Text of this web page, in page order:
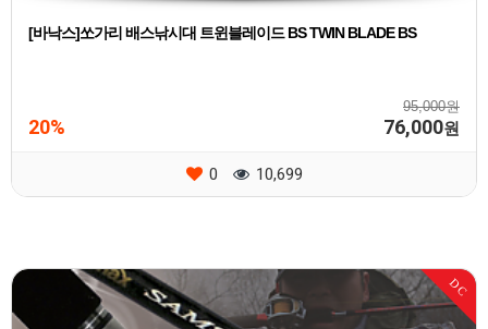
[바낙스]쏘가리 배스낚시대 트윈블레이드 BS TWIN BLADE BS
95,000원
20% 76,000원
0 10,699
DC